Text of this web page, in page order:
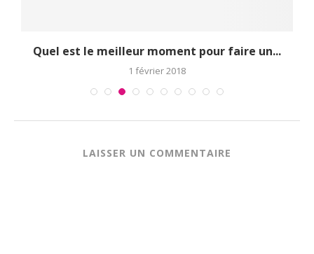
Quel est le meilleur moment pour faire un...
1 février 2018
LAISSER UN COMMENTAIRE